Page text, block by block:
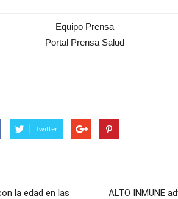
Equipo Prensa
Portal Prensa Salud
Twitter
la edad en las
ALTO INMUNE